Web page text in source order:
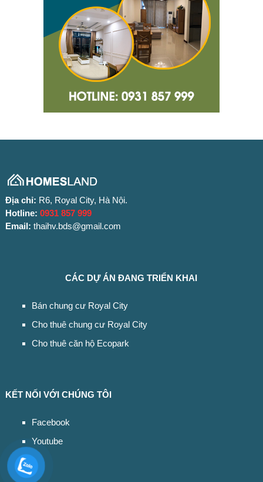
Địa chỉ: R6, Royal City, Hà Nội.
Hotline: 0931 857 999
Email: thaihv.bds@gmail.com
CÁC DỰ ÁN ĐANG TRIỂN KHAI
Bán chung cư Royal City
Cho thuê chung cư Royal City
Cho thuê căn hộ Ecopark
KẾT NỐI VỚI CHÚNG TÔI
Facebook
Youtube